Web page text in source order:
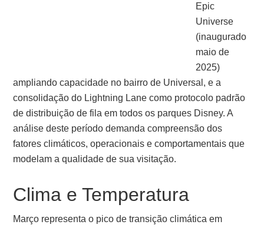
Epic
Universe
(inaugurado
maio de
2025)
ampliando capacidade no bairro de Universal, e a
consolidação do Lightning Lane como protocolo padrão
de distribuição de fila em todos os parques Disney. A
análise deste período demanda compreensão dos
fatores climáticos, operacionais e comportamentais que
modelam a qualidade de sua visitação.
Clima e Temperatura
Março representa o pico de transição climática em